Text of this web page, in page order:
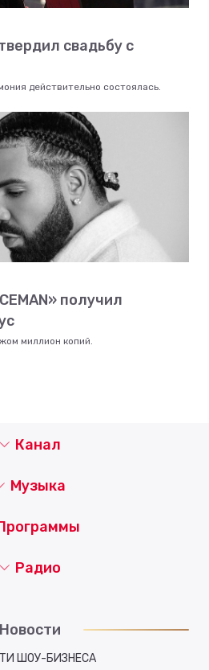
свадьбу с
действительно состоялась.
получил
миллион копий.
Канал
Музыка
Новости
ШОУ-БИЗНЕСА
Радио